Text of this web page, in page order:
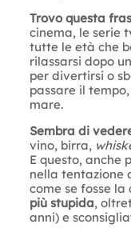
Trovo questa
cinema, le serie
tutte le età che
rilassarsi dopo
per divertirsi o
passare il
mare.
Sembra di
vino, birra,
E questo, anche
nella tentazione
come se fosse la
più stupida,
anni) e